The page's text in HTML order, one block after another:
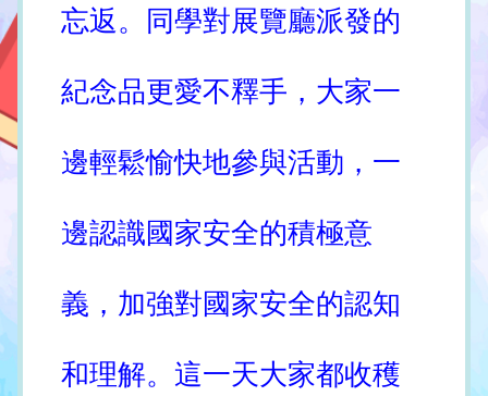
忘返。同學對展覽廳派發的
紀念品更愛不釋手，大家一
邊輕鬆愉快地參與活動，一
邊認識國家安全的積極意
義，加強對國家安全的認知
和理解。這一天大家都收穫